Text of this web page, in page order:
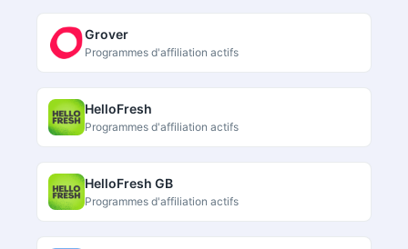
Grover
Programmes d'affiliation actifs
HelloFresh
Programmes d'affiliation actifs
HelloFresh GB
Programmes d'affiliation actifs